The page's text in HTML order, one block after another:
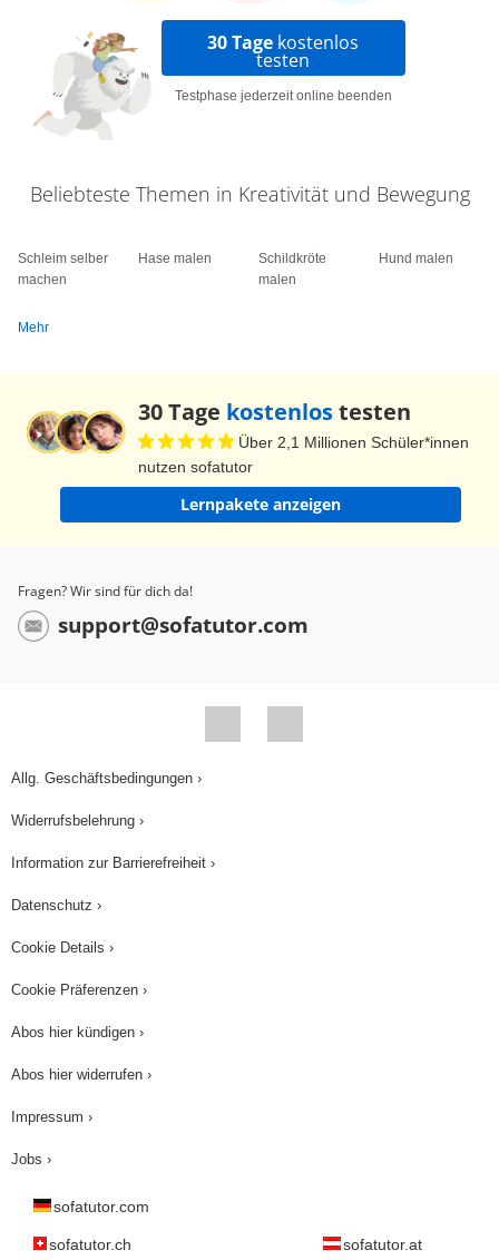
30 Tage kostenlos
testen
Testphase jederzeit online beenden
Beliebteste Themen in Kreativität und Bewegung
Schleim selber
machen
Hase malen
Schildkröte
malen
Hund malen
Mehr
30 Tage kostenlostesten
Über 2,1 Millionen Schüler*innen
nutzen sofatutor
Lernpakete anzeigen
Fragen? Wir sind für dich da!
support@sofatutor.com
Allg. Geschäftsbedingungen ›
Widerrufsbelehrung ›
Information zur Barrierefreiheit ›
Datenschutz ›
Cookie Details ›
Cookie Präferenzen ›
Abos hier kündigen ›
Abos hier widerrufen ›
Impressum ›
Jobs ›
sofatutor.com
sofatutor.ch sofatutor.at